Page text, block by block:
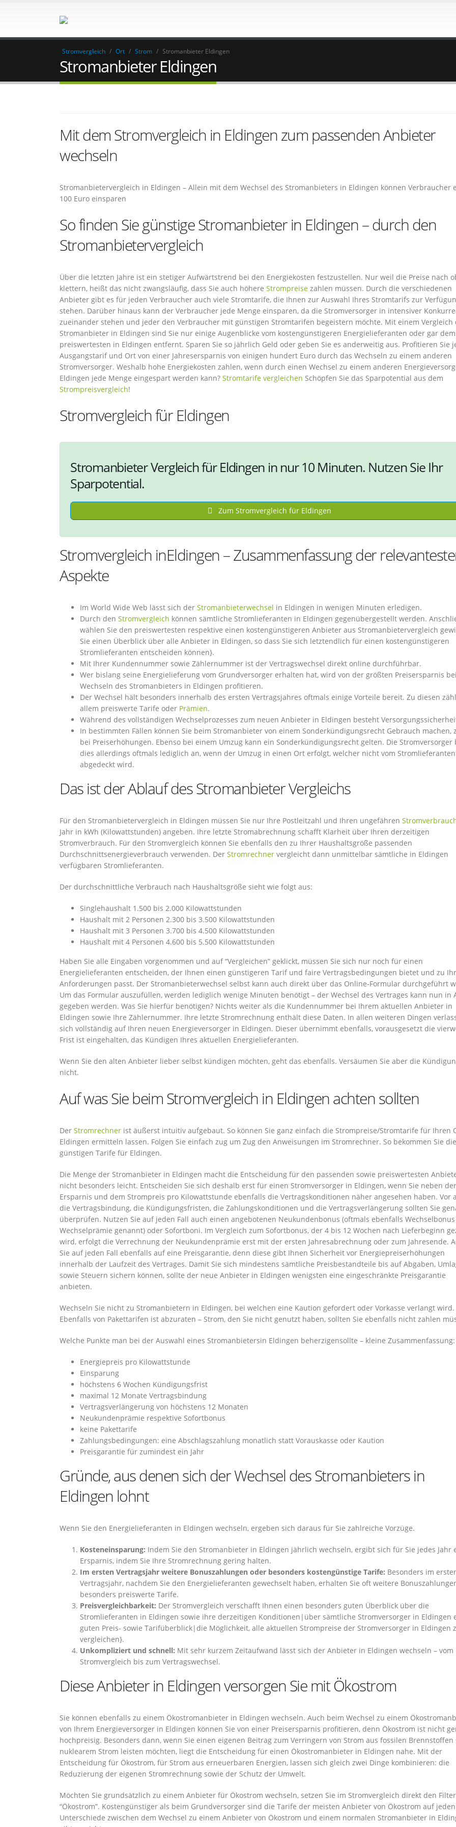
Stromvergleich / Ort / Strom / Stromanbieter Eldingen
Stromanbieter Eldingen
Mit dem Stromvergleich in Eldingen zum passenden Anbieter
wechseln
Stromanbietervergleich in Eldingen – Allein mit dem Wechsel des Stromanbieters in Eldingen können Verbraucher
100 Euro einsparen
So finden Sie günstige Stromanbieter in Eldingen – durch den
Stromanbietervergleich
Über die letzten Jahre ist ein stetiger Aufwärtstrend bei den Energiekosten festzustellen. Nur weil die Preise nach
klettern, heißt das nicht zwangsläufig, dass Sie auch höhere Strompreise zahlen müssen. Durch die verschiedenen
Anbieter gibt es für jeden Verbraucher auch viele Stromtarife, die Ihnen zur Auswahl Ihres Stromtarifs zur
stehen. Darüber hinaus kann der Verbraucher jede Menge einsparen, da die Stromversorger in intensiver
zueinander stehen und jeder den Verbraucher mit günstigen Stromtarifen begeistern möchte. Mit einem Vergleich
Stromanbieter in Eldingen sind Sie nur einige Augenblicke vom kostengünstigeren Energielieferanten oder gar dem
preiswertesten in Eldingen entfernt. Sparen Sie so jährlich Geld oder geben Sie es anderweitig aus. Profitieren Sie
Ausgangstarif und Ort von einer Jahresersparnis von einigen hundert Euro durch das Wechseln zu einem anderen
Stromversorger. Weshalb hohe Energiekosten zahlen, wenn durch einen Wechsel zu einem anderen
Eldingen jede Menge eingespart werden kann? Stromtarife vergleichen Schöpfen Sie das Sparpotential aus dem
Strompreisvergleich!
Stromvergleich für Eldingen
Stromanbieter Vergleich für Eldingen in nur 10 Minuten. Nutzen Sie Ihr
Sparpotential.
Zum Stromvergleich für Eldingen
Stromvergleich inEldingen – Zusammenfassung der
Aspekte
Im World Wide Web lässt sich der Stromanbieterwechsel in Eldingen in wenigen Minuten erledigen.
Durch den Stromvergleich können sämtliche Stromlieferanten in Eldingen gegenübergestellt werden.
wählen Sie den preiswertesten respektive einen kostengünstigeren Anbieter aus Stromanbietervergleich
Sie einen Überblick über alle Anbieter in Eldingen, so dass Sie sich letztendlich für einen kostengünstigeren
Stromlieferanten entscheiden können}.
Mit Ihrer Kundennummer sowie Zählernummer ist der Vertragswechsel direkt online durchführbar.
Wer bislang seine Energielieferung vom Grundversorger erhalten hat, wird von der größten Preisersparnis
Wechseln des Stromanbieters in Eldingen profitieren.
Der Wechsel hält besonders innerhalb des ersten Vertragsjahres oftmals einige Vorteile bereit. Zu diesen
allem preiswerte Tarife oder Prämien.
Während des vollständigen Wechselprozesses zum neuen Anbieter in Eldingen besteht
In bestimmten Fällen können Sie beim Stromanbieter von einem Sonderkündigungsrecht Gebrauch machen,
bei Preiserhöhungen. Ebenso bei einem Umzug kann ein Sonderkündigungsrecht gelten. Die Stromversorger
dies allerdings oftmals lediglich an, wenn der Umzug in einen Ort erfolgt, welcher nicht vom Stromlieferanten
abgedeckt wird.
Das ist der Ablauf des Stromanbieter Vergleichs
Für den Stromanbietervergleich in Eldingen müssen Sie nur Ihre Postleitzahl und Ihren ungefähren
Jahr in kWh (Kilowattstunden) angeben. Ihre letzte Stromabrechnung schafft Klarheit über Ihren derzeitigen
Stromverbrauch. Für den Stromvergleich können Sie ebenfalls den zu Ihrer Haushaltsgröße passenden
Durchschnittsenergieverbrauch verwenden. Der Stromrechner vergleicht dann unmittelbar sämtliche in Eldingen
verfügbaren Stromlieferanten.
Der durchschnittliche Verbrauch nach Haushaltsgröße sieht wie folgt aus:
Singlehaushalt 1.500 bis 2.000 Kilowattstunden
Haushalt mit 2 Personen 2.300 bis 3.500 Kilowattstunden
Haushalt mit 3 Personen 3.700 bis 4.500 Kilowattstunden
Haushalt mit 4 Personen 4.600 bis 5.500 Kilowattstunden
Haben Sie alle Eingaben vorgenommen und auf “Vergleichen” geklickt, müssen Sie sich nur noch für einen
Energielieferanten entscheiden, der Ihnen einen günstigeren Tarif und faire Vertragsbedingungen bietet und zu
Anforderungen passt. Der Stromanbieterwechsel selbst kann auch direkt über das Online-Formular durchgeführt
Um das Formular auszufüllen, werden lediglich wenige Minuten benötigt – der Wechsel des Vertrages kann nun in
gegeben werden. Was Sie hierfür benötigen? Nichts weiter als die Kundennummer bei Ihrem aktuellen Anbieter in
Eldingen sowie Ihre Zählernummer. Ihre letzte Stromrechnung enthält diese Daten. In allen weiteren Dingen
sich vollständig auf Ihren neuen Energieversorger in Eldingen. Dieser übernimmt ebenfalls, vorausgesetzt die
Frist ist eingehalten, das Kündigen Ihres aktuellen Energielieferanten.
Wenn Sie den alten Anbieter lieber selbst kündigen möchten, geht das ebenfalls. Versäumen Sie aber die
nicht.
Auf was Sie beim Stromvergleich in Eldingen achten sollten
Der Stromrechner ist äußerst intuitiv aufgebaut. So können Sie ganz einfach die Strompreise/Stromtarife für Ihren
Eldingen ermitteln lassen. Folgen Sie einfach zug um Zug den Anweisungen im Stromrechner. So bekommen Sie die
günstigen Tarife für Eldingen.
Die Menge der Stromanbieter in Eldingen macht die Entscheidung für den passenden sowie preiswertesten
nicht besonders leicht. Entscheiden Sie sich deshalb erst für einen Stromversorger in Eldingen, wenn Sie neben der
Ersparnis und dem Strompreis pro Kilowattstunde ebenfalls die Vertragskonditionen näher angesehen haben. Vor
die Vertragsbindung, die Kündigungsfristen, die Zahlungskonditionen und die Vertragsverlängerung sollten Sie
überprüfen. Nutzen Sie auf jeden Fall auch einen angebotenen Neukundenbonus (oftmals ebenfalls
Wechselprämie genannt) oder Sofortboni. Im Vergleich zum Sofortbonus, der 4 bis 12 Wochen nach Lieferbeginn
wird, erfolgt die Verrechnung der Neukundenprämie erst mit der ersten Jahresabrechnung oder zum Jahresende.
Sie auf jeden Fall ebenfalls auf eine Preisgarantie, denn diese gibt Ihnen Sicherheit vor Energiepreiserhöhungen
innerhalb der Laufzeit des Vertrages. Damit Sie sich mindestens sämtliche Preisbestandteile bis auf Abgaben,
sowie Steuern sichern können, sollte der neue Anbieter in Eldingen wenigsten eine eingeschränkte Preisgarantie
anbieten.
Wechseln Sie nicht zu Stromanbietern in Eldingen, bei welchen eine Kaution gefordert oder Vorkasse verlangt wird.
Ebenfalls von Pakettarifen ist abzuraten – Strom, den Sie nicht genutzt haben, sollten Sie ebenfalls nicht zahlen
Welche Punkte man bei der Auswahl eines Stromanbietersin Eldingen beherzigensollte – kleine Zusammenfassung:
Energiepreis pro Kilowattstunde
Einsparung
höchstens 6 Wochen Kündigungsfrist
maximal 12 Monate Vertragsbindung
Vertragsverlängerung von höchstens 12 Monaten
Neukundenprämie respektive Sofortbonus
keine Pakettarife
Zahlungsbedingungen: eine Abschlagszahlung monatlich statt Vorauskasse oder Kaution
Preisgarantie für zumindest ein Jahr
Gründe, aus denen sich der Wechsel des Stromanbieters in
Eldingen lohnt
Wenn Sie den Energielieferanten in Eldingen wechseln, ergeben sich daraus für Sie zahlreiche Vorzüge.
Kosteneinsparung: Indem Sie den Stromanbieter in Eldingen jährlich wechseln, ergibt sich für Sie jedes Jahr
Ersparnis, indem Sie Ihre Stromrechnung gering halten.
Im ersten Vertragsjahr weitere Bonuszahlungen oder besonders kostengünstige Tarife: Besonders im
Vertragsjahr, nachdem Sie den Energielieferanten gewechselt haben, erhalten Sie oft weitere
besonders preiswerte Tarife.
Preisvergleichbarkeit: Der Stromvergleich verschafft Ihnen einen besonders guten Überblick über die
Stromlieferanten in Eldingen sowie ihre derzeitigen Konditionen|über sämtliche Stromversorger in Eldingen
guten Preis- sowie Tarifüberblick|die Möglichkeit, alle aktuellen Strompreise der Stromversorger in Eldingen
vergleichen}.
Unkompliziert und schnell: Mit sehr kurzem Zeitaufwand lässt sich der Anbieter in Eldingen wechseln – vom
Stromvergleich bis zum Vertragswechsel.
Diese Anbieter in Eldingen versorgen Sie mit Ökostrom
Sie können ebenfalls zu einem Ökostromanbieter in Eldingen wechseln. Auch beim Wechsel zu einem
von Ihrem Energieversorger in Eldingen können Sie von einer Preisersparnis profitieren, denn Ökostrom ist nicht
hochpreisig. Besonders dann, wenn Sie einen eigenen Beitrag zum Verringern von Strom aus fossilen Brennstoffen
nuklearem Strom leisten möchten, liegt die Entscheidung für einen Ökostromanbieter in Eldingen nahe. Mit der
Entscheidung für Ökostrom, für Strom aus erneuerbaren Energien, lassen sich gleich zwei Dinge kombinieren: die
Reduzierung der eigenen Stromrechnung sowie der Schutz der Umwelt.
Möchten Sie grundsätzlich zu einem Anbieter für Ökostrom wechseln, setzen Sie im Stromvergleich direkt den
“Ökostrom”. Kostengünstiger als beim Grundversorger sind die Tarife der meisten Anbieter von Ökostrom auf jeden
Unterschiede zwischen dem Wechsel zu einem Anbieter von Ökostrom und einem normalen Stromanbieter in